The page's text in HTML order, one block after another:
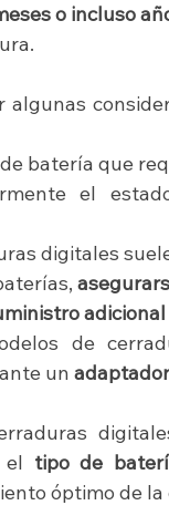
o incluso
batería que
el
digitales
adicional
de
un
el tipo de
óptimo de la